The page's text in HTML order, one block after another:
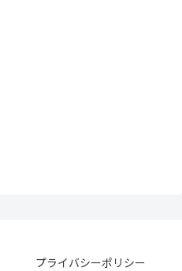
プライバシーポリシー